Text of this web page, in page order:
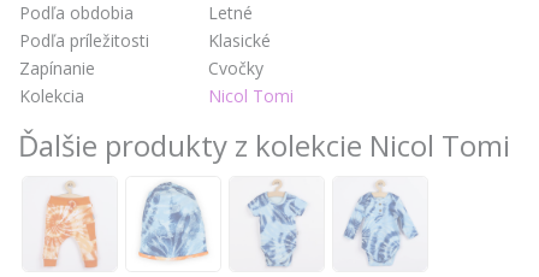
Podľa obdobia
Letné
Podľa príležitosti
Klasické
Zapínanie
Cvočky
Kolekcia
Nicol Tomi
Ďalšie produkty z kolekcie Nicol Tomi